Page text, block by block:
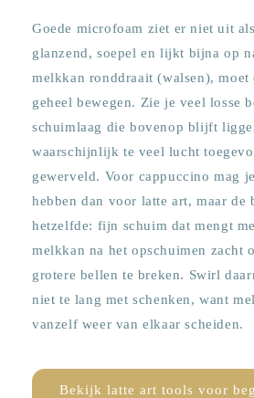
Goede microfoam ziet er niet uit
glanzend, soepel en lijkt bijna op
melkkan ronddraait (walsen), moet
geheel bewegen. Zie je veel losse
schuimlaag die bovenop blijft
waarschijnlijk te veel lucht
gewerveld. Voor cappuccino mag
hebben dan voor latte art, maar de
hetzelfde: fijn schuim dat mengt
melkkan na het opschuimen zacht
grotere bellen te breken. Swirl
niet te lang met schenken, want
vanzelf weer van elkaar scheiden.
Bekijk latte art tools voor